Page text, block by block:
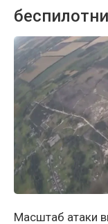
Масштаб атаки